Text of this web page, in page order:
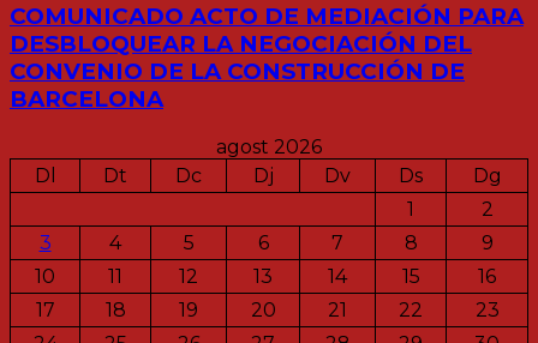
COMUNICADO ACTO DE MEDIACIÓN PARA
DESBLOQUEAR LA NEGOCIACIÓN DEL
CONVENIO DE LA CONSTRUCCIÓN DE
BARCELONA
agost 2026
Dl
Dt Dc Dj Dv Ds
Dg
1
2
3
4 5 6 7 8
9
10
11 12 13 14 15
16
17
18 19 20 21 22
23